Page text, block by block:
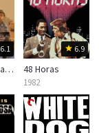
6.1
Desejo de Matar 2
6.9
48 Horas
1982